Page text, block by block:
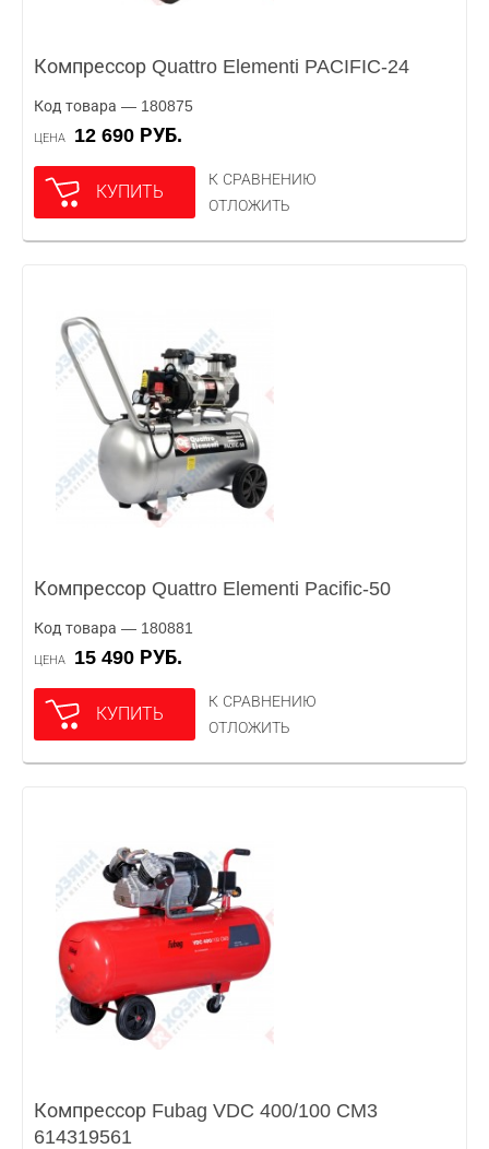
Компрессор Quattro Elementi PACIFIC-24
Код товара — 180875
ЦЕНА 12 690 РУБ.
КУПИТЬ
К СРАВНЕНИЮ
ОТЛОЖИТЬ
Компрессор Quattro Elementi Pacific-50
Код товара — 180881
ЦЕНА 15 490 РУБ.
КУПИТЬ
К СРАВНЕНИЮ
ОТЛОЖИТЬ
Компрессор Fubag VDC 400/100 CM3
614319561